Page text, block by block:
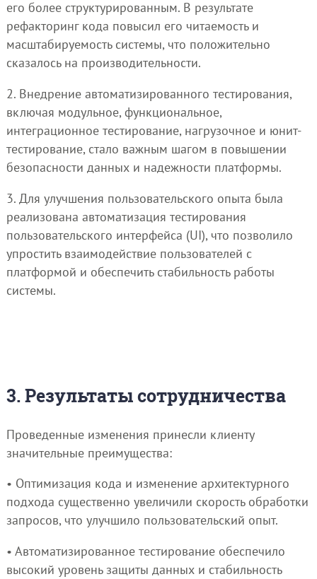
его более структурированным. В результате
рефакторинг кода повысил его читаемость и
масштабируемость системы, что положительно
сказалось на производительности.
2. Внедрение автоматизированного тестирования,
включая модульное, функциональное,
интеграционное тестирование, нагрузочное и юнит-
тестирование, стало важным шагом в повышении
безопасности данных и надежности платформы.
3. Для улучшения пользовательского опыта была
реализована автоматизация тестирования
пользовательского интерфейса (UI), что позволило
упростить взаимодействие пользователей с
платформой и обеспечить стабильность работы
системы.
3. Результаты сотрудничества
Проведенные изменения принесли клиенту
значительные преимущества:
• Оптимизация кода и изменение архитектурного
подхода существенно увеличили скорость обработки
запросов, что улучшило пользовательский опыт.
• Автоматизированное тестирование обеспечило
высокий уровень защиты данных и стабильность